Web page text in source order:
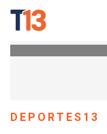
DEPORTES13